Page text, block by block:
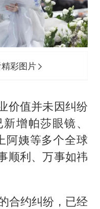
彩图片
价值并未因纠纷
增帕莎眼镜、
阿姨等多个全球
顺利、万事如祎
合约纠纷，已经